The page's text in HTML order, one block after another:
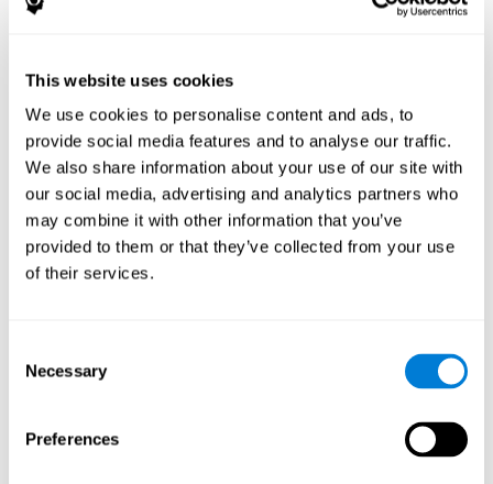
This website uses cookies
We use cookies to personalise content and ads, to
provide social media features and to analyse our traffic.
We also share information about your use of our site with
our social media, advertising and analytics partners who
may combine it with other information that you’ve
provided to them or that they’ve collected from your use
of their services.
Selection
Necessary
Preferences
Security Administrator
Linkedin
Javier Díaz
Quality Assurance Manager
Linkedin